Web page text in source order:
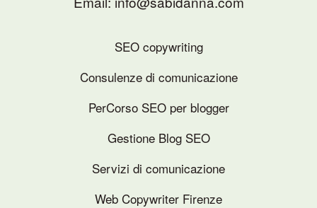
SEO copywriting
Consulenze di comunicazione
PerCorso SEO per blogger
Gestione Blog SEO
Servizi di comunicazione
Web Copywriter Firenze